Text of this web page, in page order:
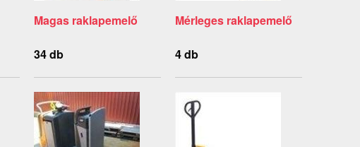
Magas raklapemelő
34 db
Mérleges raklapemelő
4 db